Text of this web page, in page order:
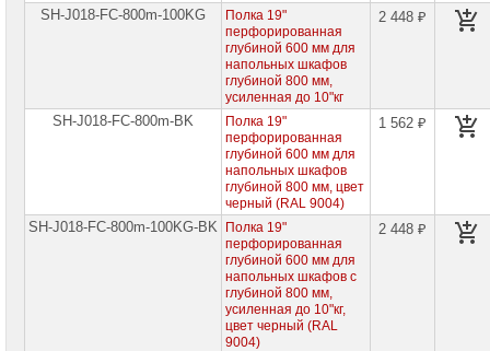
SH-J018-FC-800m-100KG
Полка 19"
перфорированная
глубиной 600 мм для
напольных шкафов
глубиной 800 мм,
усиленная до 10"кг
2 448 ₽
SH-J018-FC-800m-BK
Полка 19"
перфорированная
глубиной 600 мм для
напольных шкафов
глубиной 800 мм, цвет
черный (RAL 9004)
1 562 ₽
SH-J018-FC-800m-100KG-BK
Полка 19"
перфорированная
глубиной 600 мм для
напольных шкафов с
глубиной 800 мм,
усиленная до 10"кг,
цвет черный (RAL
9004)
2 448 ₽